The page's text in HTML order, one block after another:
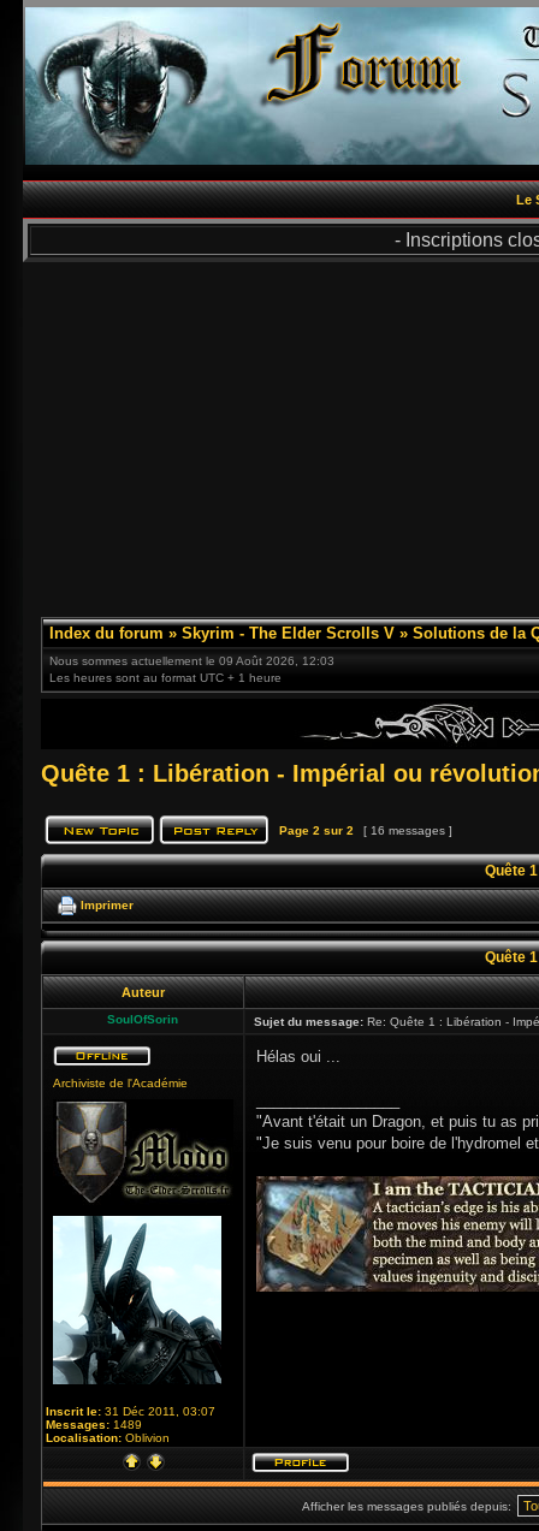
Le
- Inscriptions
Index du forum » Skyrim - The Elder Scrolls V » Solutions de la
Nous sommes actuellement le 09 Août 2026, 12:03
Les heures sont au format UTC + 1 heure
Quête 1 : Libération - Impérial ou
Page 2 sur 2 [ 16 messages ]
Quête
Imprimer
Quête
Auteur
SoulOfSorin Sujet du message: Re: Quête 1 : Libération -
Archiviste de l'Académie
Inscrit le: 31 Déc 2011, 03:07
Messages: 1489
Localisation: Oblivion
Hélas oui ...
"Avant t'était un Dragon, et puis tu as
"Je suis venu pour boire de l'hydromel
Afficher les messages publiés depuis: